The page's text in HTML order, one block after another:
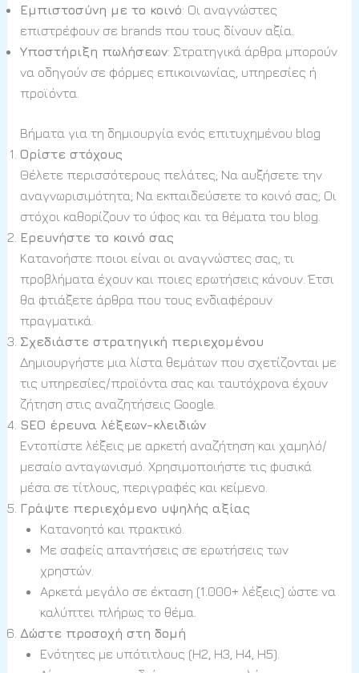
Εμπιστοσύνη με το κοινό: Οι αναγνώστες
επιστρέφουν σε brands που τους δίνουν αξία.
Υποστήριξη πωλήσεων: Στρατηγικά άρθρα μπορούν
να οδηγούν σε φόρμες επικοινωνίας, υπηρεσίες ή
προϊόντα.
Βήματα για τη δημιουργία ενός επιτυχημένου blog
Ορίστε στόχους
Θέλετε περισσότερους πελάτες; Να αυξήσετε την
αναγνωρισιμότητα; Να εκπαιδεύσετε το κοινό σας; Οι
στόχοι καθορίζουν το ύφος και τα θέματα του blog.
Ερευνήστε το κοινό σας
Κατανοήστε ποιοι είναι οι αναγνώστες σας, τι
προβλήματα έχουν και ποιες ερωτήσεις κάνουν. Έτσι
θα φτιάξετε άρθρα που τους ενδιαφέρουν
πραγματικά.
Σχεδιάστε στρατηγική περιεχομένου
Δημιουργήστε μια λίστα θεμάτων που σχετίζονται με
τις υπηρεσίες/προϊόντα σας και ταυτόχρονα έχουν
ζήτηση στις αναζητήσεις Google.
SEO έρευνα λέξεων-κλειδιών
Εντοπίστε λέξεις με αρκετή αναζήτηση και χαμηλό/
μεσαίο ανταγωνισμό. Χρησιμοποιήστε τις φυσικά
μέσα σε τίτλους, περιγραφές και κείμενο.
Γράψτε περιεχόμενο υψηλής αξίας
Κατανοητό και πρακτικό.
Με σαφείς απαντήσεις σε ερωτήσεις των
χρηστών.
Αρκετά μεγάλο σε έκταση (1.000+ λέξεις) ώστε να
καλύπτει πλήρως το θέμα.
Δώστε προσοχή στη δομή
Ενότητες με υπότιτλους (H2, H3, H4, H5).